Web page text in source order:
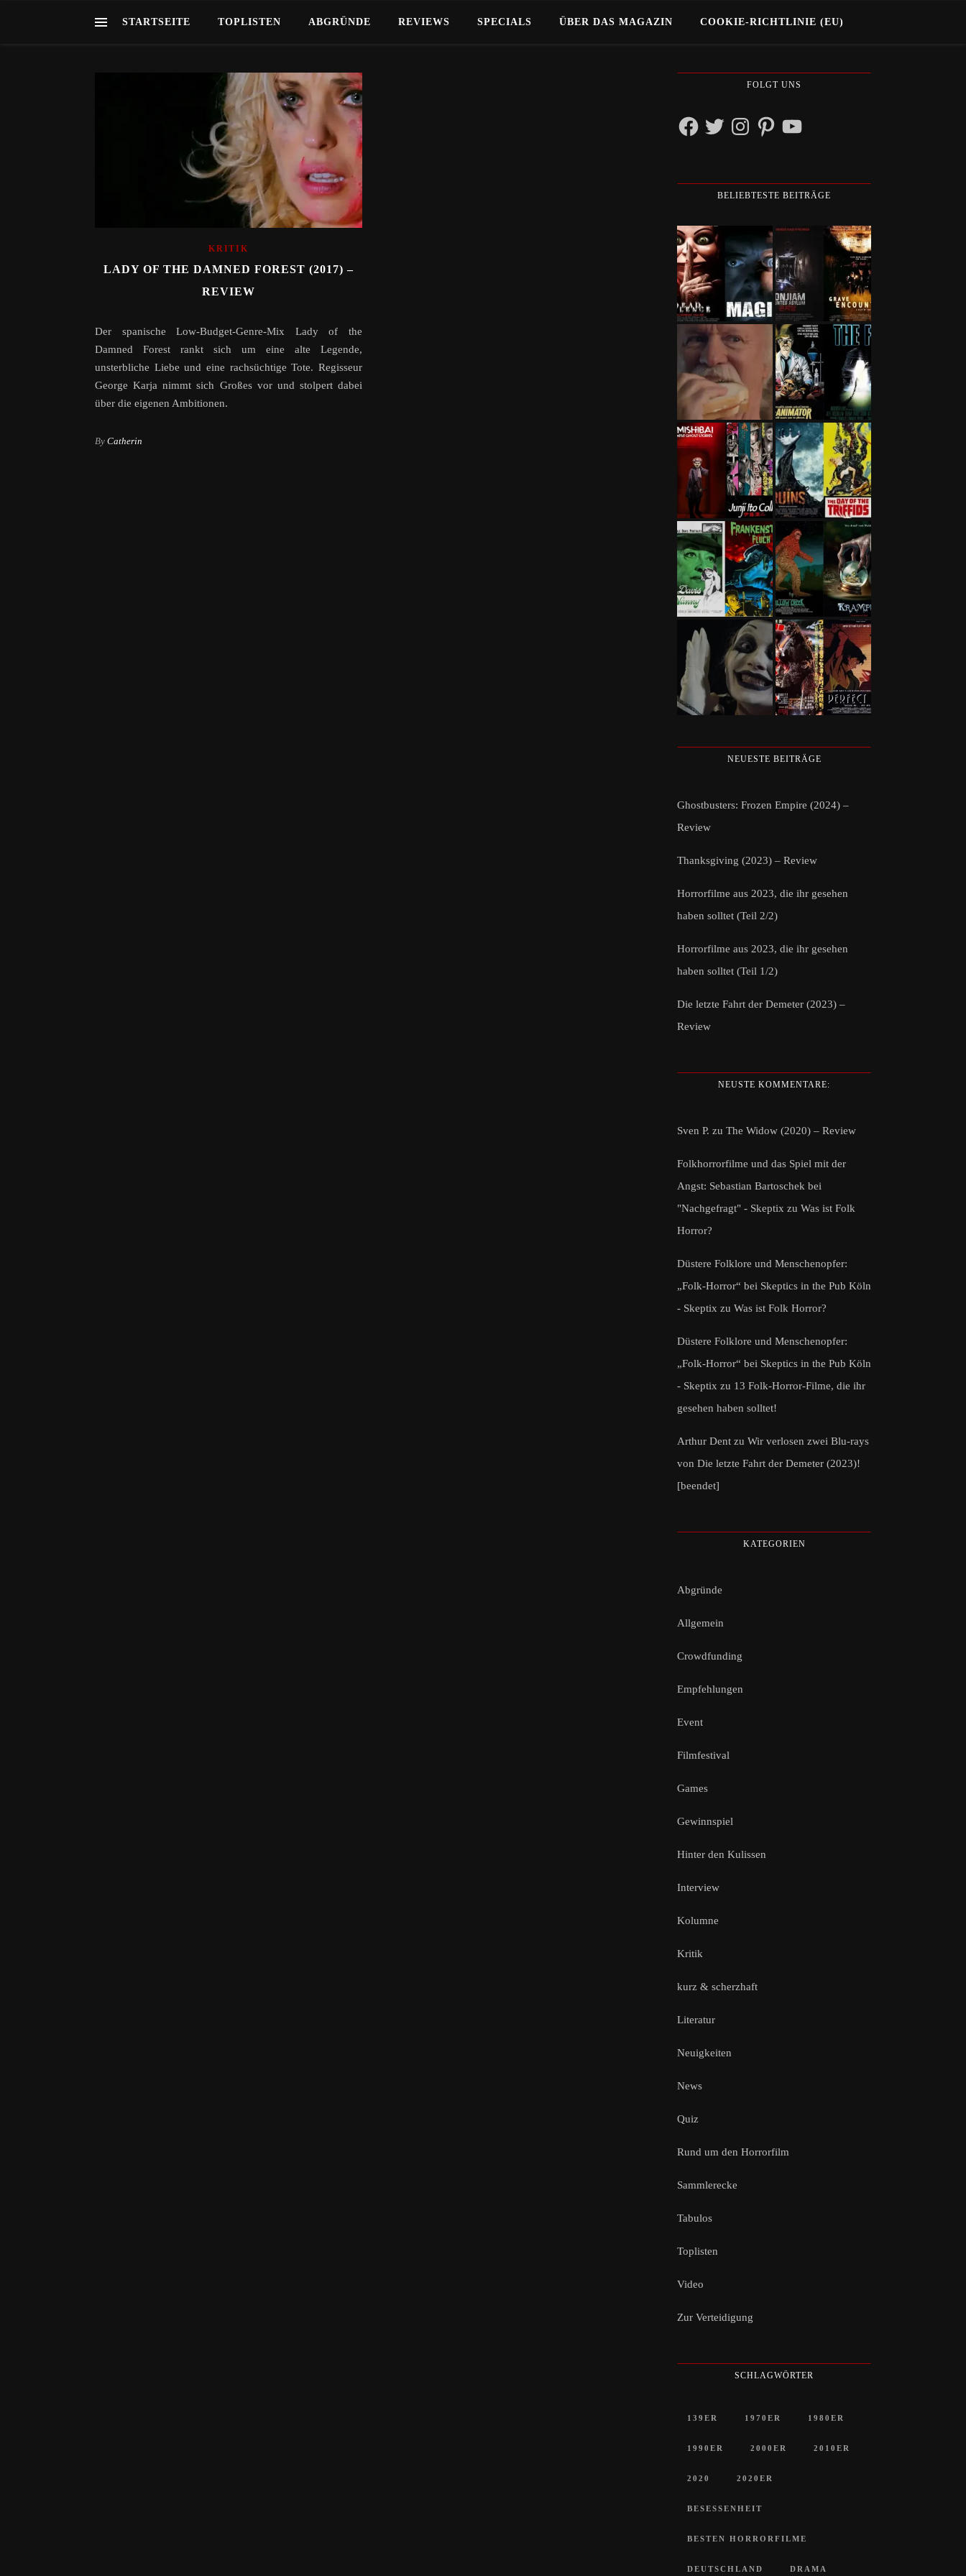
STARTSEITE TOPLISTEN ABGRÜNDE REVIEWS SPECIALS ÜBER DAS MAGAZIN COOKIE-RICHTLINIE (EU)
KRITIK
LADY OF THE DAMNED FOREST (2017) –
REVIEW
Der spanische Low-Budget-Genre-Mix Lady of the
Damned Forest rankt sich um eine alte Legende,
unsterbliche Liebe und eine rachsüchtige Tote. Regisseur
George Karja nimmt sich Großes vor und stolpert dabei
über die eigenen Ambitionen.
By Catherin
FOLGT UNS
FacebookTwitterInstagramPinterestYouTube
BELIEBTESTE BEITRÄGE
NEUESTE BEITRÄGE
Ghostbusters: Frozen Empire (2024) –
Review
Thanksgiving (2023) – Review
Horrorfilme aus 2023, die ihr gesehen
haben solltet (Teil 2/2)
Horrorfilme aus 2023, die ihr gesehen
haben solltet (Teil 1/2)
Die letzte Fahrt der Demeter (2023) –
Review
NEUSTE KOMMENTARE:
Sven P. zu The Widow (2020) – Review
Folkhorrorfilme und das Spiel mit der
Angst: Sebastian Bartoschek bei
"Nachgefragt" - Skeptix zu Was ist Folk
Horror?
Düstere Folklore und Menschenopfer:
„Folk-Horror“ bei Skeptics in the Pub Köln
- Skeptix zu Was ist Folk Horror?
Düstere Folklore und Menschenopfer:
„Folk-Horror“ bei Skeptics in the Pub Köln
- Skeptix zu 13 Folk-Horror-Filme, die ihr
gesehen haben solltet!
Arthur Dent zu Wir verlosen zwei Blu-rays
von Die letzte Fahrt der Demeter (2023)!
[beendet]
KATEGORIEN
Abgründe
Allgemein
Crowdfunding
Empfehlungen
Event
Filmfestival
Games
Gewinnspiel
Hinter den Kulissen
Interview
Kolumne
Kritik
kurz & scherzhaft
Literatur
Neuigkeiten
News
Quiz
Rund um den Horrorfilm
Sammlerecke
Tabulos
Toplisten
Video
Zur Verteidigung
SCHLAGWÖRTER
139ER 1970ER 1980ER
1990ER 2000ER 2010ER
2020 2020ER
BESESSENHEIT
BESTEN HORRORFILME
DEUTSCHLAND DRAMA